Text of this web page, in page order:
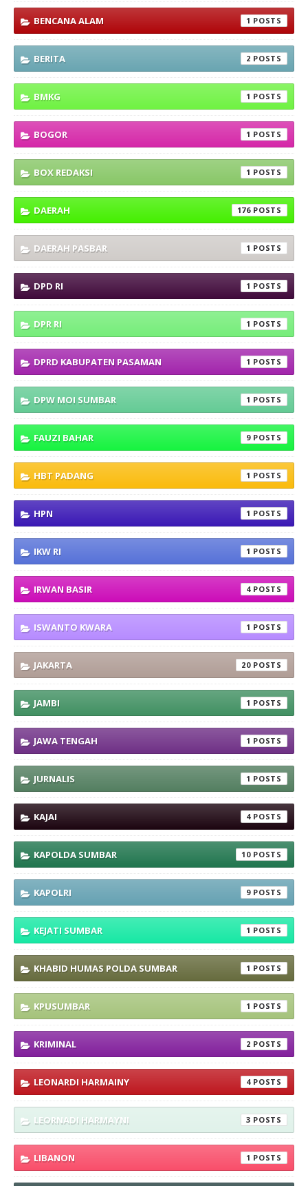
BENCANA ALAM 1
BERITA 2
BMKG 1
BOGOR 1
BOX REDAKSI 1
DAERAH 176
DAERAH PASBAR 1
DPD RI 1
DPR RI 1
DPRD KABUPATEN PASAMAN 1
DPW MOI SUMBAR 1
FAUZI BAHAR 9
HBT PADANG 1
HPN 1
IKW RI 1
IRWAN BASIR 4
ISWANTO KWARA 1
JAKARTA 20
JAMBI 1
JAWA TENGAH 1
JURNALIS 1
KAJAI 4
KAPOLDA SUMBAR 10
KAPOLRI 9
KEJATI SUMBAR 1
KHABID HUMAS POLDA SUMBAR 1
KPUSUMBAR 1
KRIMINAL 2
LEONARDI HARMAINY 4
LEORNADI HARMAYNI 3
LIBANON 1